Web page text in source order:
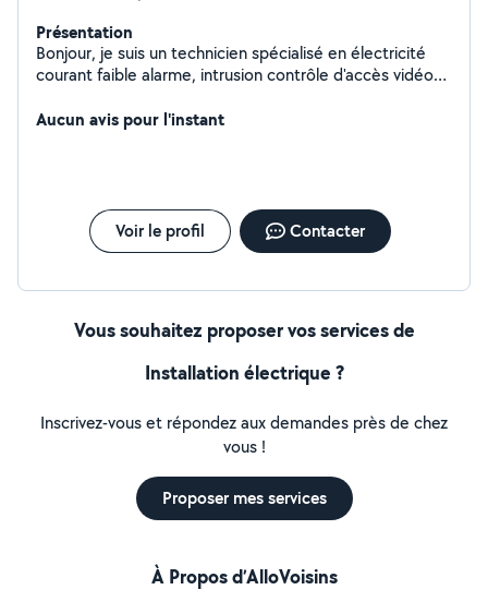
Présentation
Bonjour, je suis un technicien spécialisé en électricité
courant faible alarme, intrusion contrôle d'accès vidéo
travaux le type électrique.
Aucun avis pour l'instant
Voir le profil Contacter
Vous souhaitez proposer vos services de
Installation électrique ?
Inscrivez-vous et répondez aux demandes près de chez
vous !
Proposer mes services
À Propos d’AlloVoisins